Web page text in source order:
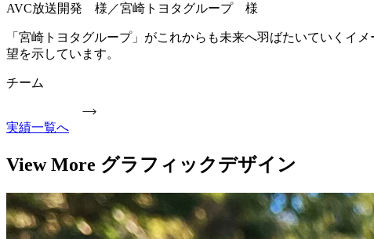
AVC放送開発 様／宮崎トヨタグループ 様
「宮崎トヨタグループ」がこれからも未来へ羽ばたいていくイ
望を示しています。
チーム
実績一覧へ
View More グラフィックデザイン